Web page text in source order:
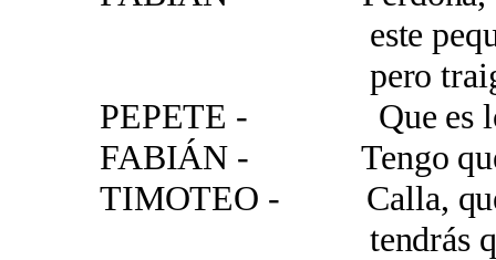
este pequeño
pero traigo los
PEPETE - Que es lo
FABIÁN - Tengo que
TIMOTEO - Calla, que
tendrás que